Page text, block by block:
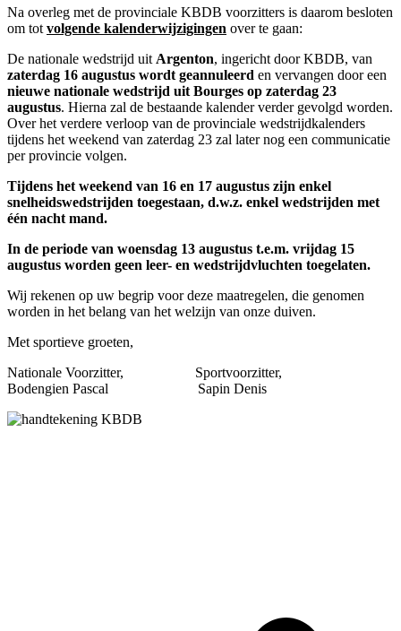
Na overleg met de provinciale KBDB voorzitters is daarom besloten
om tot volgende kalenderwijzigingen over te gaan:
De nationale wedstrijd uit Argenton, ingericht door KBDB, van
zaterdag 16 augustus wordt geannuleerd en vervangen door een
nieuwe nationale wedstrijd uit Bourges op zaterdag 23
augustus. Hierna zal de bestaande kalender verder gevolgd worden.
Over het verdere verloop van de provinciale wedstrijdkalenders
tijdens het weekend van zaterdag 23 zal later nog een communicatie
per provincie volgen.
Tijdens het weekend van 16 en 17 augustus zijn enkel
snelheidswedstrijden toegestaan, d.w.z. enkel wedstrijden met
één nacht mand.
In de periode van woensdag 13 augustus t.e.m. vrijdag 15
augustus worden geen leer- en wedstrijdvluchten toegelaten.
Wij rekenen op uw begrip voor deze maatregelen, die genomen
worden in het belang van het welzijn van onze duiven.
Met sportieve groeten,
Nationale Voorzitter, Sportvoorzitter,
Bodengien Pascal Sapin Denis